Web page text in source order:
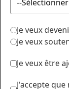
Je veux
Je veux
Je veux être
J'accepte